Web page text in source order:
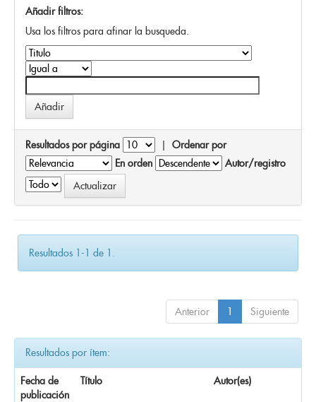
Añadir filtros:
Usa los filtros para afinar la busqueda.
Resultados por página | Ordenar por
En orden
Autor/registro
Resultados 1-1 de 1.
Anterior 1 Siguiente
Resultados por ítem:
Fecha de
publicación
Título Autor(es)